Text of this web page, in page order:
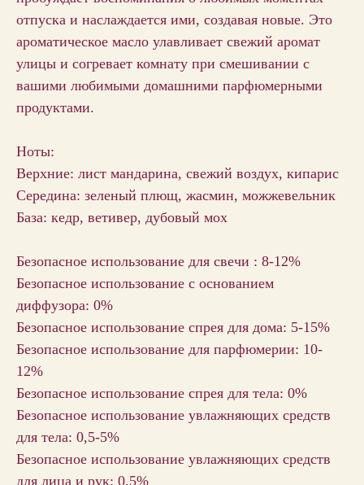
отпуска и наслаждается ими, создавая новые. Это
ароматическое масло улавливает свежий аромат
улицы и согревает комнату при смешивании с
вашими любимыми домашними парфюмерными
продуктами.
Ноты:
Верхние: лист мандарина, свежий воздух, кипарис
Середина: зеленый плющ, жасмин, можжевельник
База: кедр, ветивер, дубовый мох
Безопасное использование для свечи : 8-12%
Безопасное использование с основанием
диффузора: 0%
Безопасное использование спрея для дома: 5-15%
Безопасное использование для парфюмерии: 10-
12%
Безопасное использование спрея для тела: 0%
Безопасное использование увлажняющих средств
для тела: 0,5-5%
Безопасное использование увлажняющих средств
для лица и рук: 0,5%